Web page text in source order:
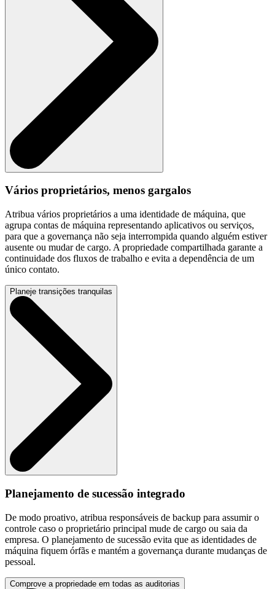
Vários proprietários, menos gargalos
Atribua vários proprietários a uma identidade de máquina, que
agrupa contas de máquina representando aplicativos ou serviços,
para que a governança não seja interrompida quando alguém estiver
ausente ou mudar de cargo. A propriedade compartilhada garante a
continuidade dos fluxos de trabalho e evita a dependência de um
único contato.
Planeje transições tranquilas
Planejamento de sucessão integrado
De modo proativo, atribua responsáveis de backup para assumir o
controle caso o proprietário principal mude de cargo ou saia da
empresa. O planejamento de sucessão evita que as identidades de
máquina fiquem órfãs e mantém a governança durante mudanças de
pessoal.
Comprove a propriedade em todas as auditorias